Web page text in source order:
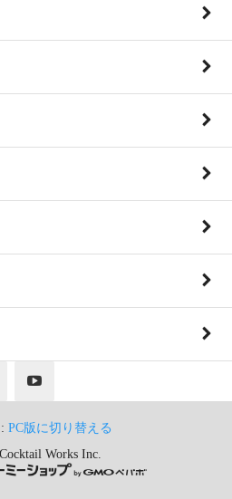
PC版に切り替える
Works Inc.